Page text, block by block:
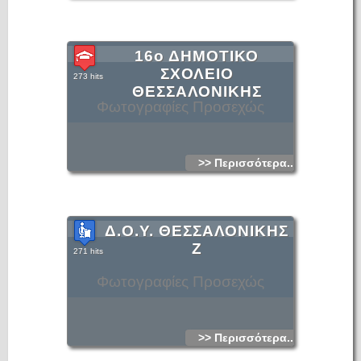
Φωτογραφίες Προσεχώς
16ο ΔΗΜΟΤΙΚΟ
ΣΧΟΛΕΙΟ
ΘΕΣΣΑΛΟΝΙΚΗΣ
273 hits
>> Περισσότερα...
Φωτογραφίες Προσεχώς
Δ.Ο.Υ. ΘΕΣΣΑΛΟΝΙΚΗΣ
Ζ
271 hits
>> Περισσότερα...